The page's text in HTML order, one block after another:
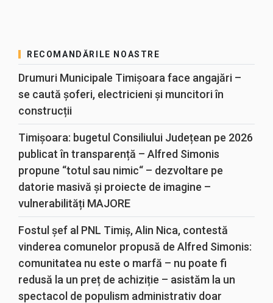
RECOMANDĂRILE NOASTRE
Drumuri Municipale Timișoara face angajări –
se caută șoferi, electricieni și muncitori în
construcții
Timișoara: bugetul Consiliului Județean pe 2026
publicat în transparență – Alfred Simonis
propune “totul sau nimic“ – dezvoltare pe
datorie masivă și proiecte de imagine –
vulnerabilități MAJORE
Fostul șef al PNL Timiș, Alin Nica, contestă
vinderea comunelor propusă de Alfred Simonis:
comunitatea nu este o marfă – nu poate fi
redusă la un preț de achiziție – asistăm la un
spectacol de populism administrativ doar